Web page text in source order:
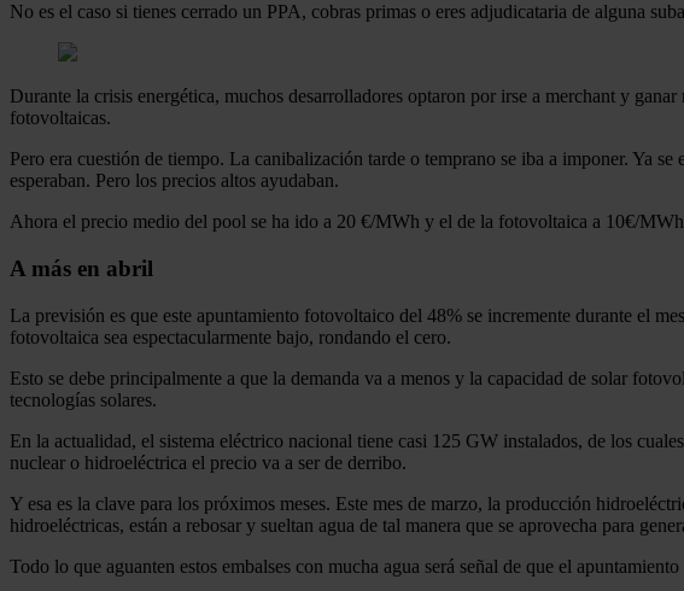
No es el caso si tienes cerrado un PPA, cobras primas o eres adjudicataria de alguna
Durante la crisis energética, muchos desarrolladores optaron por irse a merchant y
fotovoltaicas.
Pero era cuestión de tiempo. La canibalización tarde o temprano se iba a imponer. Ya
esperaban. Pero los precios altos ayudaban.
Ahora el precio medio del pool se ha ido a 20 €/MWh y el de la fotovoltaica a 10€/
A más en abril
La previsión es que este apuntamiento fotovoltaico del 48% se incremente durante el
fotovoltaica sea espectacularmente bajo, rondando el cero.
Esto se debe principalmente a que la demanda va a menos y la capacidad de solar
tecnologías solares.
En la actualidad, el sistema eléctrico nacional tiene casi 125 GW instalados, de los
nuclear o hidroeléctrica el precio va a ser de derribo.
Y esa es la clave para los próximos meses. Este mes de marzo, la producción
hidroeléctricas, están a rebosar y sueltan agua de tal manera que se aprovecha para
Todo lo que aguanten estos embalses con mucha agua será señal de que el